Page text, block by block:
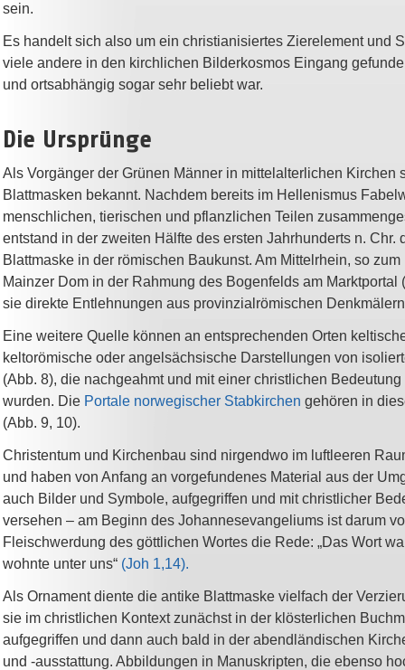
sein.
Es handelt sich also um ein christianisiertes Zierelement und
viele andere in den kirchlichen Bilderkosmos Eingang
und ortsabhängig sogar sehr beliebt war.
Die Ursprünge
Als Vorgänger der Grünen Männer in mittelalterlichen Kirchen
Blattmasken bekannt. Nachdem bereits im Hellenismus
menschlichen, tierischen und pflanzlichen Teilen
entstand in der zweiten Hälfte des ersten Jahrhunderts n. Chr.
Blattmaske in der römischen Baukunst. Am Mittelrhein, so
Mainzer Dom in der Rahmung des Bogenfelds am Marktportal
sie direkte Entlehnungen aus provinzialrömischen
Eine weitere Quelle können an entsprechenden Orten
keltorömische oder angelsächsische Darstellungen von
(Abb. 8), die nachgeahmt und mit einer christlichen
wurden. Die Portale norwegischer Stabkirchen gehören in
(Abb. 9, 10).
Christentum und Kirchenbau sind nirgendwo im luftleeren
und haben von Anfang an vorgefundenes Material aus der
auch Bilder und Symbole, aufgegriffen und mit christlicher
versehen – am Beginn des Johannesevangeliums ist darum
Fleischwerdung des göttlichen Wortes die Rede: „Das Wort
wohnte unter uns“ (Joh 1,14).
Als Ornament diente die antike Blattmaske vielfach der
sie im christlichen Kontext zunächst in der klösterlichen
aufgegriffen und dann auch bald in der abendländischen
und -ausstattung. Abbildungen in Manuskripten, die ebenso